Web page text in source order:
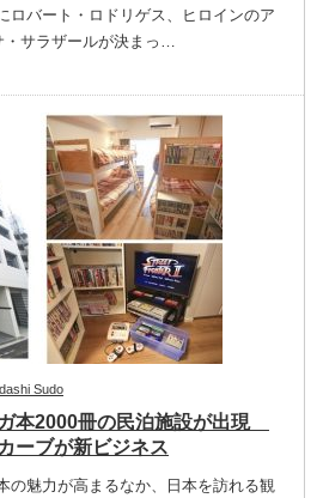
ロバート・ロドリゲス、ヒロインのア
・サラザールが決まっ…
Sudo
本2000冊の民泊施設が出現
ーブが新ビジネス
の魅力が高まるなか、日本を訪れる観